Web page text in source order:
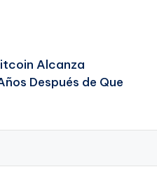
Alcanza
Después de Que